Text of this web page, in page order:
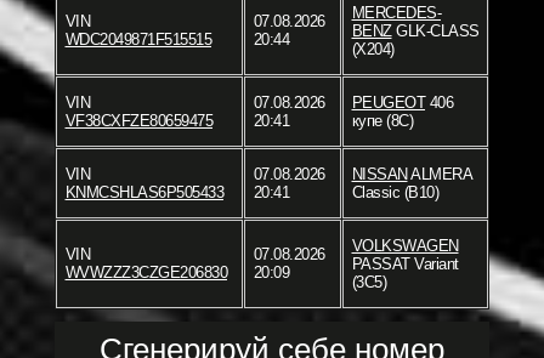
VIN
WDC2049871F515515
07.08.2026
20:44
MERCEDES-
BENZGLK-CLASS
(X204)
VIN
VF38CXFZE80659475
07.08.2026
20:41
PEUGEOT406
купе (8C)
VIN
KNMCSHLAS6P505433
07.08.2026
20:41
NISSANALMERA
Classic (B10)
VIN
WVWZZZ3CZGE206830
07.08.2026
20:09
VOLKSWAGEN
PASSAT Variant
(3C5)
Сгенерируй себе номер